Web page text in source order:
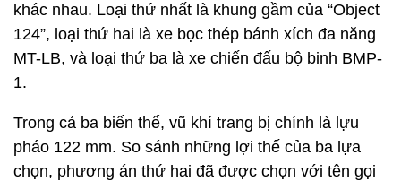
khác nhau. Loại thứ nhất là khung gầm của “Object
124”, loại thứ hai là xe bọc thép bánh xích đa năng
MT-LB, và loại thứ ba là xe chiến đấu bộ binh BMP-
1.
Trong cả ba biến thể, vũ khí trang bị chính là lựu
pháo 122 mm. So sánh những lợi thế của ba lựa
chọn, phương án thứ hai đã được chọn với tên gọi